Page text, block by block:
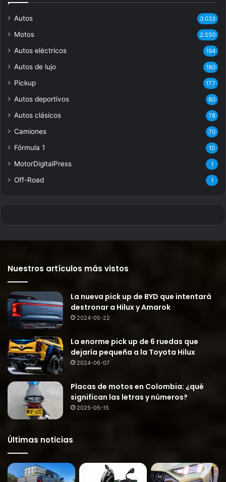
Autos 3.033
Motos 2.550
Autos eléctricos 194
Autos de lujo 180
Pickup 177
Autos deportivos 80
Autos clásicos 78
Camiones 70
Fórmula 1 10
MotorDigitalPress 1
Off-Road 1
Nuestros artículos más vistos
La nueva pick up de BYD que intentará
destronar a Hilux y Amarok
2024-05-22
La enorme pick up de 6 ruedas que
dejaría pequeña a la Toyota Hilux
2024-06-07
Placas de motos en Colombia: ¿qué
significan las letras y números?
2025-05-15
Últimas noticias